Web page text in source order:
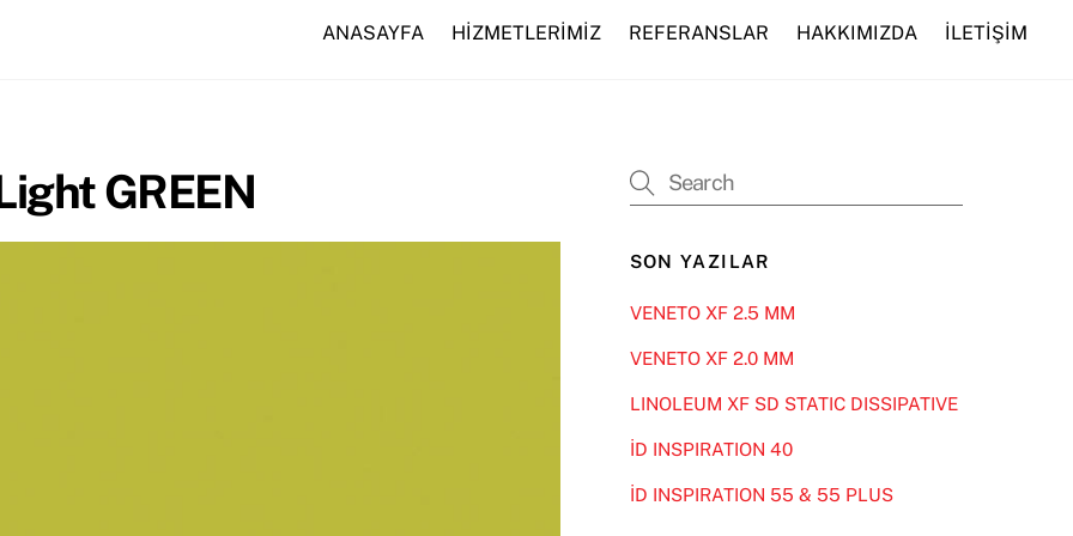
ANASAYFA HİZMETLERİMİZ REFERANSLAR HAKKIMIZDA İLETİŞİM
GREEN
SON YAZILAR
VENETO XF 2.5 MM
VENETO XF 2.0 MM
LINOLEUM XF SD STATIC DISSIPATIVE
İD INSPIRATION 40
İD INSPIRATION 55 & 55 PLUS